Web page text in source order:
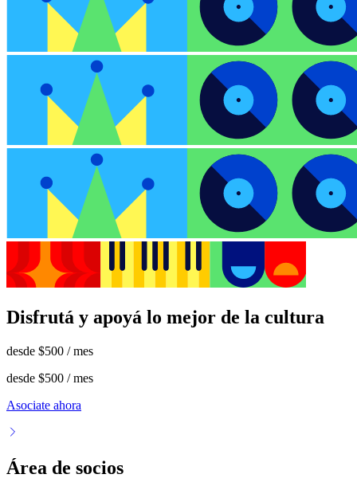
Disfrutá y apoyá lo mejor de la cultura
desde $500 / mes
desde $500 / mes
Asociate ahora
Área de socios